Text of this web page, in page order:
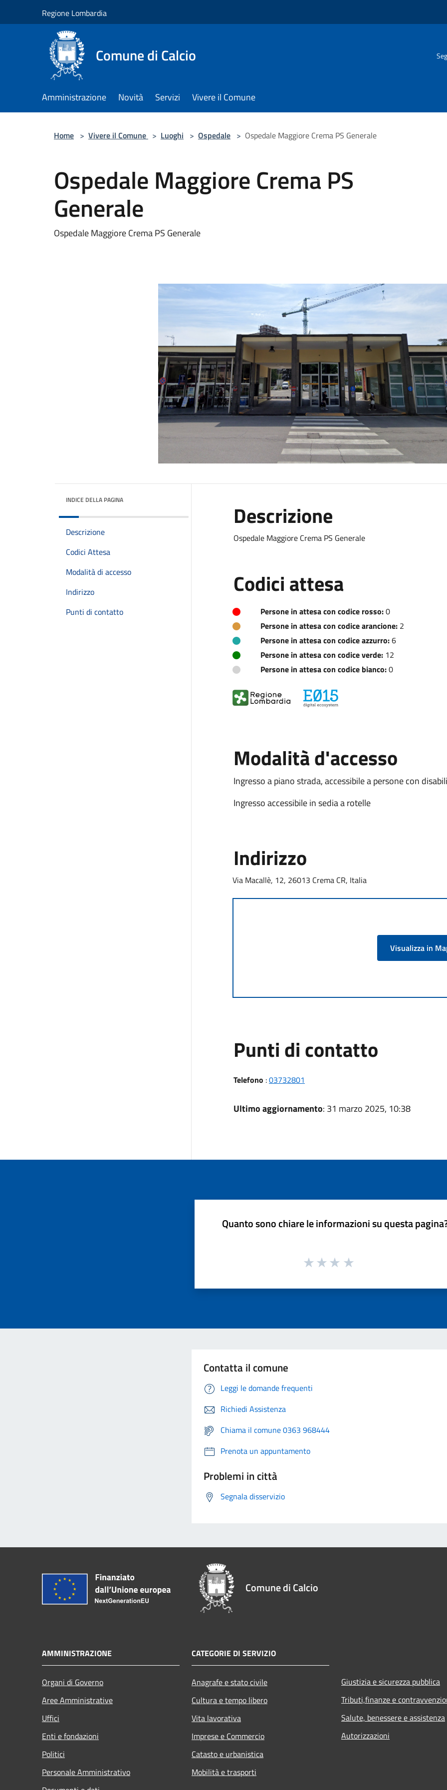
Regione Lombardia
Comune di Calcio
Amministrazione Novità Servizi Vivere il Comune
Home > Vivere il Comune > Luoghi > Ospedale > Ospedale Maggiore Crema PS Generale
Ospedale Maggiore Crema PS
Generale
Ospedale Maggiore Crema PS Generale
INDICE DELLA PAGINA
Descrizione
Codici Attesa
Modalità di accesso
Indirizzo
Punti di contatto
Descrizione
Ospedale Maggiore Crema PS Generale
Codici attesa
Persone in attesa con codice rosso:0
Persone in attesa con codice arancione:2
Persone in attesa con codice azzurro:6
Persone in attesa con codice verde:12
Persone in attesa con codice bianco:0
Modalità d'accesso
Ingresso a piano strada, accessibile a persone con
Ingresso accessibile in sedia a rotelle
Indirizzo
Via Macallè, 12, 26013 Crema CR, Italia
Visualizza in
Punti di contatto
Telefono :03732801
Ultimo aggiornamento: 31 marzo 2025, 10:38
Quanto sono chiare le informazioni su questa
Contatta il comune
Leggi le domande frequenti
Richiedi Assistenza
Chiama il comune 0363 968444
Prenota un appuntamento
Problemi in città
Segnala disservizio
Comune di Calcio
AMMINISTRAZIONE
Organi di Governo
Aree Amministrative
Uffici
Enti e fondazioni
Politici
Personale Amministrativo
CATEGORIE DI SERVIZIO
Anagrafe e stato civile
Cultura e tempo libero
Vita lavorativa
Imprese e Commercio
Catasto e urbanistica
Mobilità e trasporti
Giustizia e sicurezza pubblica
Tributi,finanze e
Salute, benessere e assistenza
Autorizzazioni